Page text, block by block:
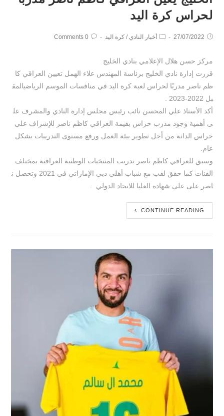
لحراس كرة اليد
27/07/2022 أخبار النادي / كرة اليد 0 Comments
مركز حسن هلال الإعلامي بنادي الخليج
قررت إدارة نادي الخليج برئاسة المهندس علاء الهمل تعيين العراقي كا
ظم ناصر مدربًا لحراس لعبة كرة اليد في منافسات الموسم الرياضيالمق
أكد الأستاذ علي المحسن نائب رئيس مجلس إدارة النادي والمشرف عل
ى أهمية وجود مدرب حراس بقيمة العراقي كاظم ناصر للإشراف على
حراس الدانة من أجل تطوير بيئة العمل ورفع مستوى التدريبات بشكل
عام.
وسبق للعراقي كاظم ناصر تدريب المنتخبات الوطنية العراقية بمختلف
الفئات كما حقق لقب مع شباب أهلي دبي الإماراتي في 2021 وتحصل ن
اصر على على شهادة العليا للاتحاد الدولي .
CONTINUE READING